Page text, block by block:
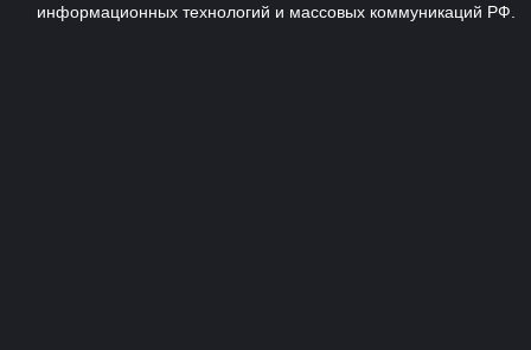
информационных технологий и массовых коммуникаций РФ.